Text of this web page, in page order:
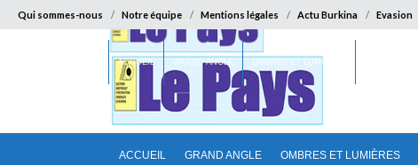
Qui sommes-nous Notre équipe Mentions légales Actu Burkina Evasion
ACCUEIL GRAND ANGLE OMBRES ET LUMIÈRES
ACCUEIL GRAND ANGLE OMBRES ET LUMIÈRES